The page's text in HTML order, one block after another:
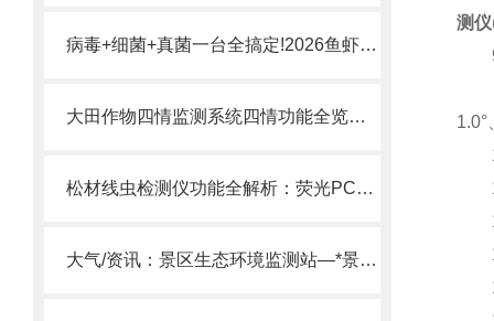
病毒+细菌+真菌一台全搞定!2026鱼虾病害“全谱检测仪”靠谱供应商实力榜单
大田作物四情监测系统四情功能全览：墒情监测·苗情长势·虫情灾情预警
松材线虫检测仪功能全解析：荧光PCR法+多通道同步扩增。
大气/资讯：景区生态环境监测站—*景区监测体系，助力分析变化趋势
测仪
9.
12